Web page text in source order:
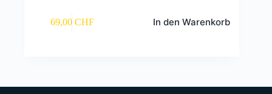
69,00 CHF In den Warenkorb